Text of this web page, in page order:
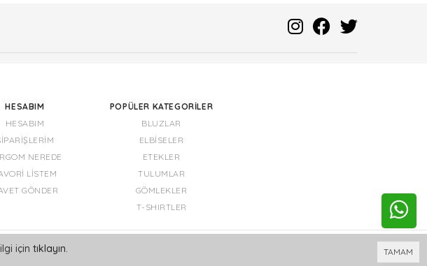
HESABIM
HESABIM
NEREDE
LISTEM
GÖNDER
POPÜLER KATEGORILER
BLUZLAR
ELBISELER
ETEKLER
TULUMLAR
GÖMLEKLER
T-SHIRTLER
TAMAM
için tıklayın.